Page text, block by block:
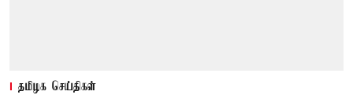
தமிழக செய்திகள்